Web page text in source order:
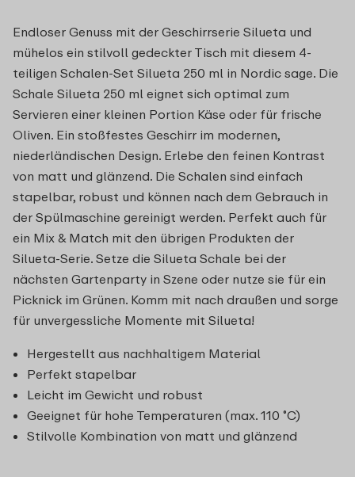
Endloser Genuss mit der Geschirrserie Silueta und
mühelos ein stilvoll gedeckter Tisch mit diesem 4-
teiligen Schalen-Set Silueta 250 ml in Nordic sage. Die
Schale Silueta 250 ml eignet sich optimal zum
Servieren einer kleinen Portion Käse oder für frische
Oliven. Ein stoßfestes Geschirr im modernen,
niederländischen Design. Erlebe den feinen Kontrast
von matt und glänzend. Die Schalen sind einfach
stapelbar, robust und können nach dem Gebrauch in
der Spülmaschine gereinigt werden. Perfekt auch für
ein Mix & Match mit den übrigen Produkten der
Silueta-Serie. Setze die Silueta Schale bei der
nächsten Gartenparty in Szene oder nutze sie für ein
Picknick im Grünen. Komm mit nach draußen und sorge
für unvergessliche Momente mit Silueta!
Hergestellt aus nachhaltigem Material
Perfekt stapelbar
Leicht im Gewicht und robust
Geeignet für hohe Temperaturen (max. 110 ˚C)
Stilvolle Kombination von matt und glänzend